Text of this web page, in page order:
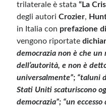
trilaterale è stata “La
degli autori Crozier,
in Italia con prefazione
vengono riportate
democrazia non è che
dell’autorità, e non è
universalmente”; “taluni
Stati Uniti scaturiscono
democrazia”; “un